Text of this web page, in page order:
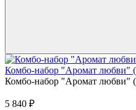
Комбо-набор "Аромат любви"
Комбо-набор "Аромат любви"
5 840 ₽